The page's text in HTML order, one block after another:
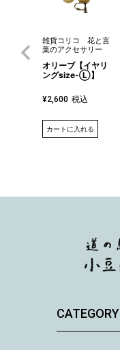
雑貨コリコ 花と言
葉のアクセサリー
オリーブ【イヤリ
ングsize-Ⓛ】
¥2,600 税込
カートに入れる
CATEGORY